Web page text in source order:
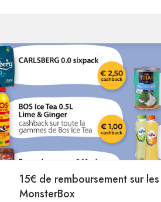
15€ de remboursement sur
MonsterBox